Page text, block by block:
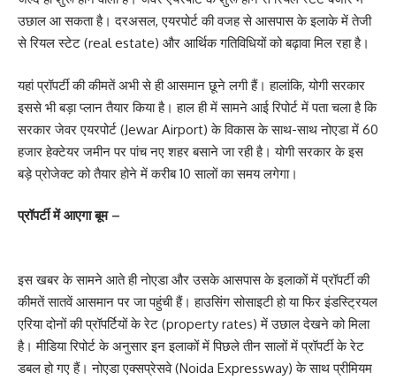
उछाल आ सकता है। दरअसल, एयरपोर्ट की वजह से आसपास के इलाके में तेजी
से रियल स्टेट (real estate) और आर्थिक गतिविधियों को बढ़ावा मिल रहा है।
यहां प्रॉपर्टी की कीमतें अभी से ही आसमान छूने लगी हैं। हालांकि, योगी सरकार
इससे भी बड़ा प्लान तैयार किया है। हाल ही में सामने आई रिपोर्ट में पता चला है कि
सरकार जेवर एयरपोर्ट (Jewar Airport) के विकास के साथ-साथ नोएडा में 60
हजार हेक्टेयर जमीन पर पांच नए शहर बसाने जा रही है। योगी सरकार के इस
बड़े प्रोजेक्ट को तैयार होने में करीब 10 सालों का समय लगेगा।
प्रॉपर्टी में आएगा बूम –
इस खबर के सामने आते ही नोएडा और उसके आसपास के इलाकों में प्रॉपर्टी की
कीमतें सातवें आसमान पर जा पहुंची हैं। हाउसिंग सोसाइटी हो या फिर इंडस्ट्रियल
एरिया दोनों की प्रॉपर्टियों के रेट (property rates) में उछाल देखने को मिला
है। मीडिया रिपोर्ट के अनुसार इन इलाकों में पिछले तीन सालों में प्रॉपर्टी के रेट
डबल हो गए हैं। नोएडा एक्सप्रेसवे (Noida Expressway) के साथ प्रीमियम